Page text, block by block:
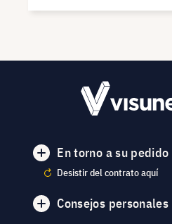
En torno a su pedido
Desistir del contrato aquí
Consejos personales